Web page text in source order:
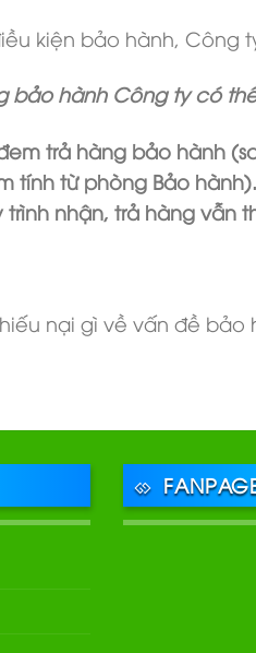
kiện bảo hành, Công
hành Công ty có
trả hàng bảo hành
tính từ phòng Bảo
nhận, trả hàng vẫn
nại gì về vấn đề bảo